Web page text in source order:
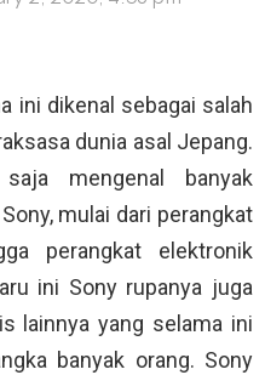
ini dikenal sebagai salah
dunia asal Jepang.
mengenal banyak
mulai dari perangkat
perangkat elektronik
ini Sony rupanya juga
lainnya yang selama ini
banyak orang. Sony